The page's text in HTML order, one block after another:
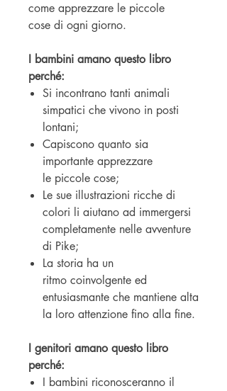
come apprezzare le piccole
cose di ogni giorno.
I bambini amano questo libro
perché:
Si incontrano tanti animali
simpatici che vivono in posti
lontani;
Capiscono quanto sia
importante apprezzare
le piccole cose;
Le sue illustrazioni ricche di
colori li aiutano ad immergersi
completamente nelle avventure
di Pike;
La storia ha un
ritmo coinvolgente ed
entusiasmante che mantiene alta
la loro attenzione fino alla fine.
I genitori amano questo libro
perché:
I bambini riconosceranno il